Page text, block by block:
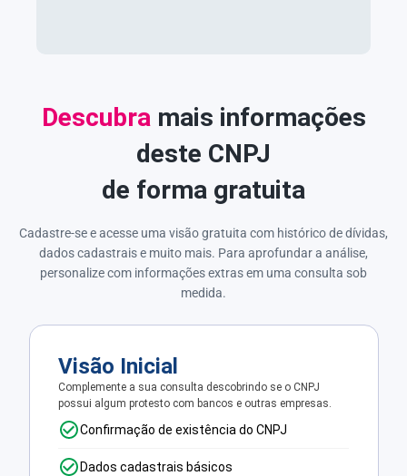
Descubra mais informações
deste CNPJ
de forma gratuita
Cadastre-se e acesse uma visão gratuita com histórico de dívidas,
dados cadastrais e muito mais. Para aprofundar a análise,
personalize com informações extras em uma consulta sob
medida.
Visão Inicial
Complemente a sua consulta descobrindo se o CNPJ
possui algum protesto com bancos e outras empresas.
Confirmação de existência do CNPJ
Dados cadastrais básicos